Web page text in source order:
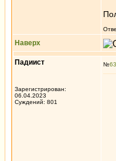
Наверх
Падиист
Зарегистрирован:
06.04.2023
Суждений: 801
№